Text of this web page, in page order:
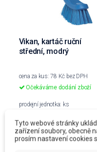
Vikan, kartáč ruční
střední, modrý
cena za kus: 78 Kč bez DPH
Očekáváme dodání zboží
prodejní jednotka: ks
78 Kč
94,38 KčS DPH
Tyto webové stránky
zařízení soubory, obecně
prosím nastavení cookies